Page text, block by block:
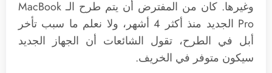
وغيرها. كان من المفترض أن يتم طرح الـ MacBook
Pro الجديد منذ أكثر 4 أشهر، ولا نعلم ما سبب تأخر
أبل في الطرح، تقول الشائعات أن الجهاز الجديد
سيكون متوفر في الخريف.